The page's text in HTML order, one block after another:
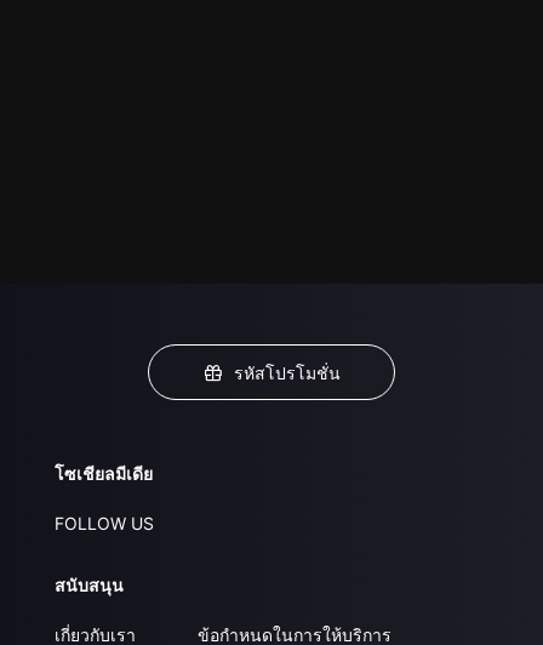
รหัสโปรโมชั่น
โซเชียลมีเดีย
FOLLOW US
สนับสนุน
เกี่ยวกับเรา
ข้อกำหนดในการให้บริการ